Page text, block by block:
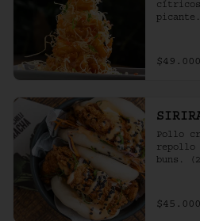
picante.
$49.000
Pollo
repollo
buns.
$45.000